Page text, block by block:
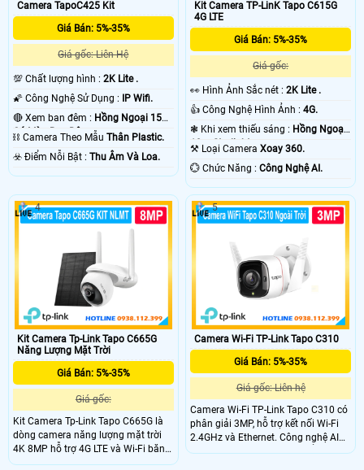
Camera TapoC425 Kit
Giá Bán: 5%-35%
Giá gốc: Liên Hệ
💯 Chất lượng hình : 2K Lite .
🌠 Công Nghệ Sử Dụng : IP Wifi.
🔴 Xem ban đêm : Hồng Ngoại 15m
Có Màu Ban Ðêm.
⛓ Camera Theo Mẫu Thân Plastic.
️☣️ Điểm Nỗi Bật : Thu Âm Và Loa.
Kit Camera TP-LinK Tapo C615G
4G LTE
Giá Bán: 5%-35%
Giá gốc:
️👀 Hình Ảnh Sắc nét :2K Lite .
👍 Công Nghệ Hình Ảnh :4G.
❃ Khi xem thiếu sáng : Hồng Ngoại
10m Starlight.
⚒ Loại CameraXoay 360.
️💮 Chức Năng :Công Nghệ AI.
Kit Camera Tp-Link Tapo C665G
Năng Lượng Mặt Trời
Giá Bán: 5%-35%
Giá gốc:
Kit Camera Tp-Link Tapo C665G là
dòng camera năng lượng mặt trời
4K 8MP hỗ trợ 4G LTE và Wi-Fi băng
tần kép 2.4GHz/5GHz. Công nghệ
4
Camera Wi-Fi TP-Link Tapo C310
Giá Bán: 5%-35%
Giá gốc: Liên hệ
Camera Wi-Fi TP-Link Tapo C310 có
phân giải 3MP, hỗ trợ kết nối Wi-Fi
2.4GHz và Ethernet. Công nghệ AI
thông minh phát hiện chuyển động,
5